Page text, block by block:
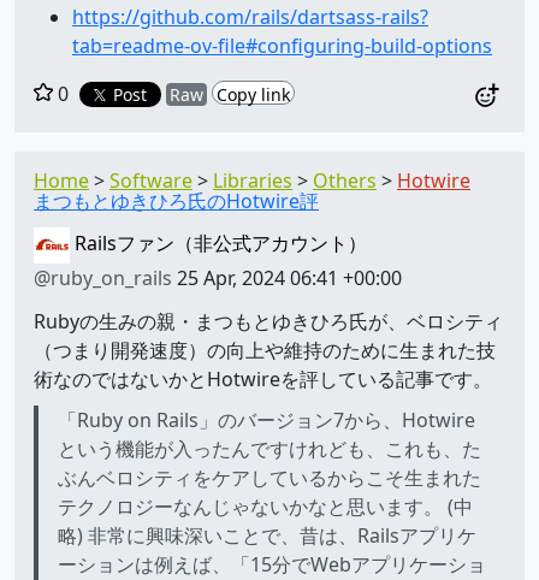
https://github.com/rails/dartsass-rails?
tab=readme-ov-file#configuring-build-options
0
Post Raw Copy link
Home Software Libraries Others Hotwire
まつもとゆきひろ氏のHotwire評
Railsファン（非公式アカウント）
@ruby_on_rails 25 Apr, 2024 06:41 +00:00
Rubyの生みの親・まつもとゆきひろ氏が、ベロシティ
（つまり開発速度）の向上や維持のために生まれた技
術なのではないかとHotwireを評している記事です。
「Ruby on Rails」のバージョン7から、Hotwire
という機能が入ったんですけれども、これも、た
ぶんベロシティをケアしているからこそ生まれた
テクノロジーなんじゃないかなと思います。 (中
略) 非常に興味深いことで、昔は、Railsアプリケ
ーションは例えば、「15分でWebアプリケーショ